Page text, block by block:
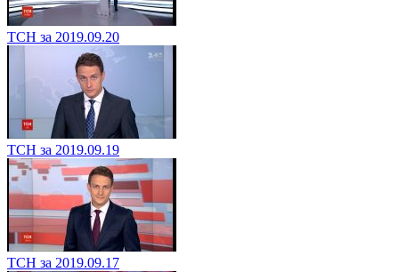
ТСН за 2019.09.20
ТСН за 2019.09.19
ТСН за 2019.09.17